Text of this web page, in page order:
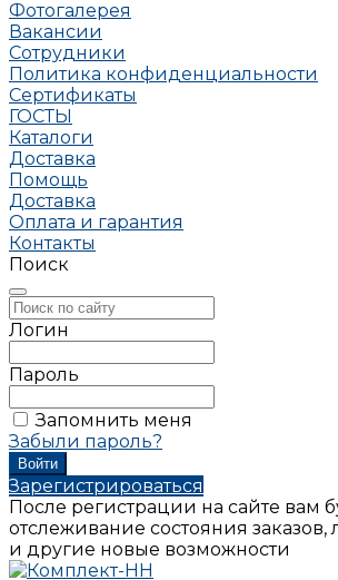
Фотогалерея
Вакансии
Сотрудники
Политика конфиденциальности
Сертификаты
ГОСТЫ
Каталоги
Доставка
Помощь
Доставка
Оплата и гарантия
Контакты
Поиск
Логин
Пароль
Запомнить меня
Забыли пароль?
Зарегистрироваться
После регистрации на сайте вам
отслеживание состояния
и другие новые возможности